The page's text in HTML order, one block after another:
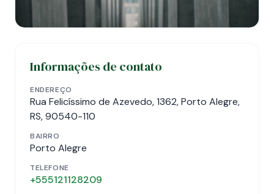
Informações de contato
ENDEREÇO
Rua Felicíssimo de Azevedo, 1362, Porto Alegre,
RS, 90540-110
BAIRRO
Porto Alegre
TELEFONE
+555121128209